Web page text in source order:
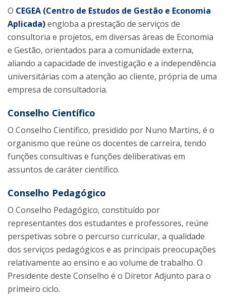
O CEGEA (Centro de Estudos de Gestão e Economia
Aplicada)engloba a prestação de serviços de
consultoria e projetos, em diversas áreas de Economia
e Gestão, orientados para a comunidade externa,
aliando a capacidade de investigação e a independência
universitárias com a atenção ao cliente, própria de uma
empresa de consultadoria.
Conselho Científico
O Conselho Científico, presidido por Nuno Martins, é o
organismo que reúne os docentes de carreira, tendo
funções consultivas e funções deliberativas em
assuntos de caráter científico.
Conselho Pedagógico
O Conselho Pedagógico, constituído por
representantes dos estudantes e professores, reúne
perspetivas sobre o percurso curricular, a qualidade
dos serviços pedagógicos e as principais preocupações
relativamente ao ensino e ao volume de trabalho. O
Presidente deste Conselho é o Diretor Adjunto para o
primeiro ciclo.